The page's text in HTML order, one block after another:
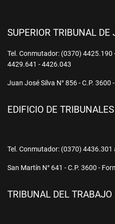
SUPERIOR TRIBUNAL DE
Tel. Conmutador: (0370) 4425.190
4429.641 - 4426.043
Juan José Silva N° 856 - C.P. 3600
EDIFICIO DE TRIBUNALES
Tel. Conmutador: (0370) 4436.301
San Martín N° 641 - C.P. 3600 -
TRIBUNAL DEL TRABAJO